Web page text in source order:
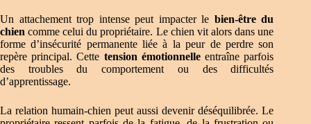
Un attachement trop intense peut impacter le bien-être du
chien comme celui du propriétaire. Le chien vit alors dans une
forme d’insécurité permanente liée à la peur de perdre son
repère principal. Cette tension émotionnelleentraîne parfois
des troubles du comportement ou des difficultés
d’apprentissage.
La relation humain-chien peut aussi devenir déséquilibrée. Le